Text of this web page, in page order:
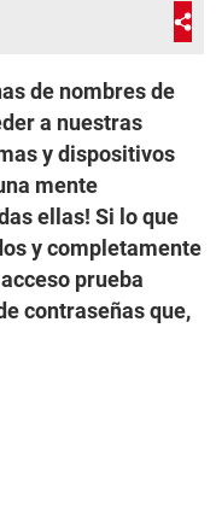
de nombres de
a nuestras
y dispositivos
mente
ellas! Si lo que
y completamente
prueba
contraseñas que,